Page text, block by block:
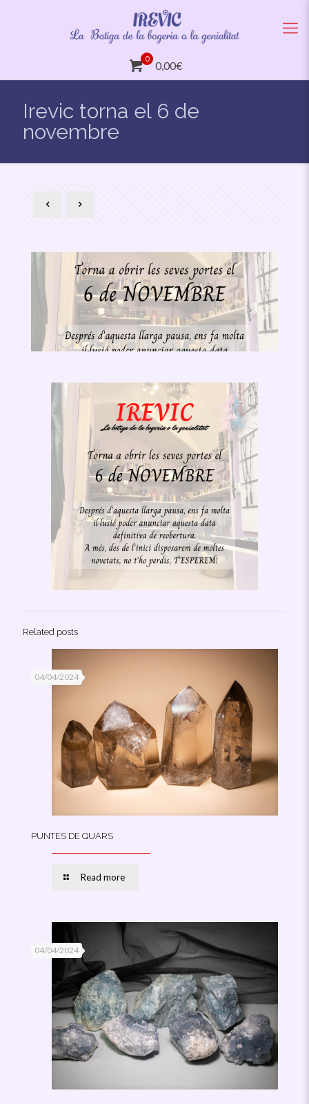
0
0,00€
Irevic torna el 6 de
novembre
Related posts
04/04/2024
PUNTES DE QUARS
Read more
04/04/2024